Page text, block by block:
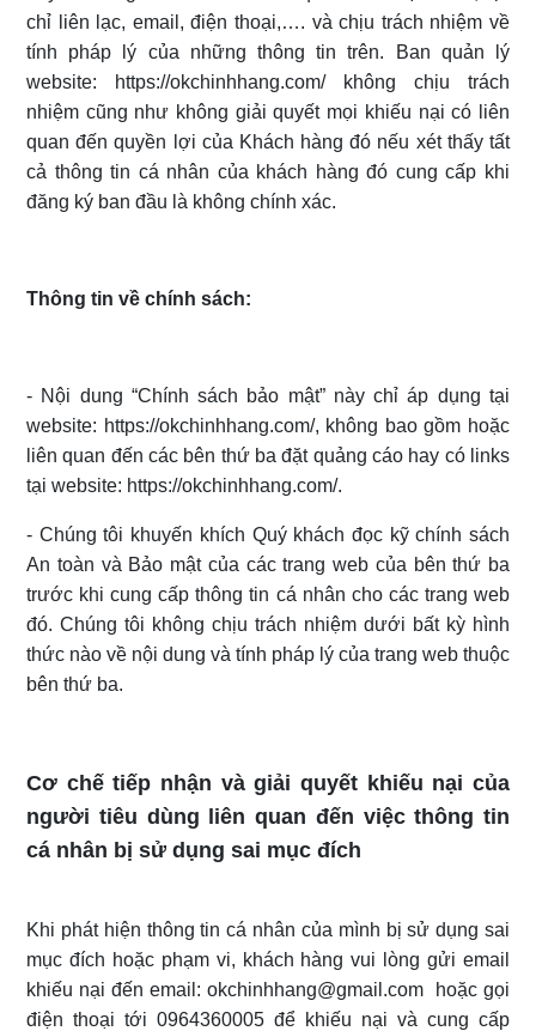
chỉ liên lạc, email, điện thoại,…. và chịu trách nhiệm về
tính pháp lý của những thông tin trên. Ban quản lý
website: https://okchinhhang.com/ không chịu trách
nhiệm cũng như không giải quyết mọi khiếu nại có liên
quan đến quyền lợi của Khách hàng đó nếu xét thấy tất
cả thông tin cá nhân của khách hàng đó cung cấp khi
đăng ký ban đầu là không chính xác.
Thông tin về chính sách:
- Nội dung “Chính sách bảo mật” này chỉ áp dụng tại
website: https://okchinhhang.com/, không bao gồm hoặc
liên quan đến các bên thứ ba đặt quảng cáo hay có links
tại website: https://okchinhhang.com/.
- Chúng tôi khuyến khích Quý khách đọc kỹ chính sách
An toàn và Bảo mật của các trang web của bên thứ ba
trước khi cung cấp thông tin cá nhân cho các trang web
đó. Chúng tôi không chịu trách nhiệm dưới bất kỳ hình
thức nào về nội dung và tính pháp lý của trang web thuộc
bên thứ ba.
Cơ chế tiếp nhận và giải quyết khiếu nại của
người tiêu dùng liên quan đến việc thông tin
cá nhân bị sử dụng sai mục đích
Khi phát hiện thông tin cá nhân của mình bị sử dụng sai
mục đích hoặc phạm vi, khách hàng vui lòng gửi email
khiếu nại đến email: okchinhhang@gmail.com hoặc gọi
điện thoại tới 0964360005 để khiếu nại và cung cấp